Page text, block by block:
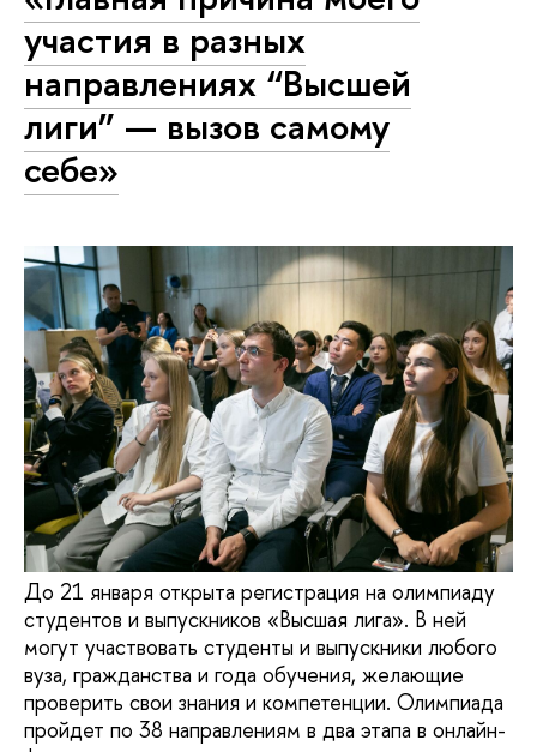
участия в разных
направлениях “Высшей
лиги” — вызов самому
себе»
До 21 января открыта регистрация на олимпиаду
студентов и выпускников «Высшая лига». В ней
могут участвовать студенты и выпускники любого
вуза, гражданства и года обучения, желающие
проверить свои знания и компетенции. Олимпиада
пройдет по 38 направлениям в два этапа в онлайн-